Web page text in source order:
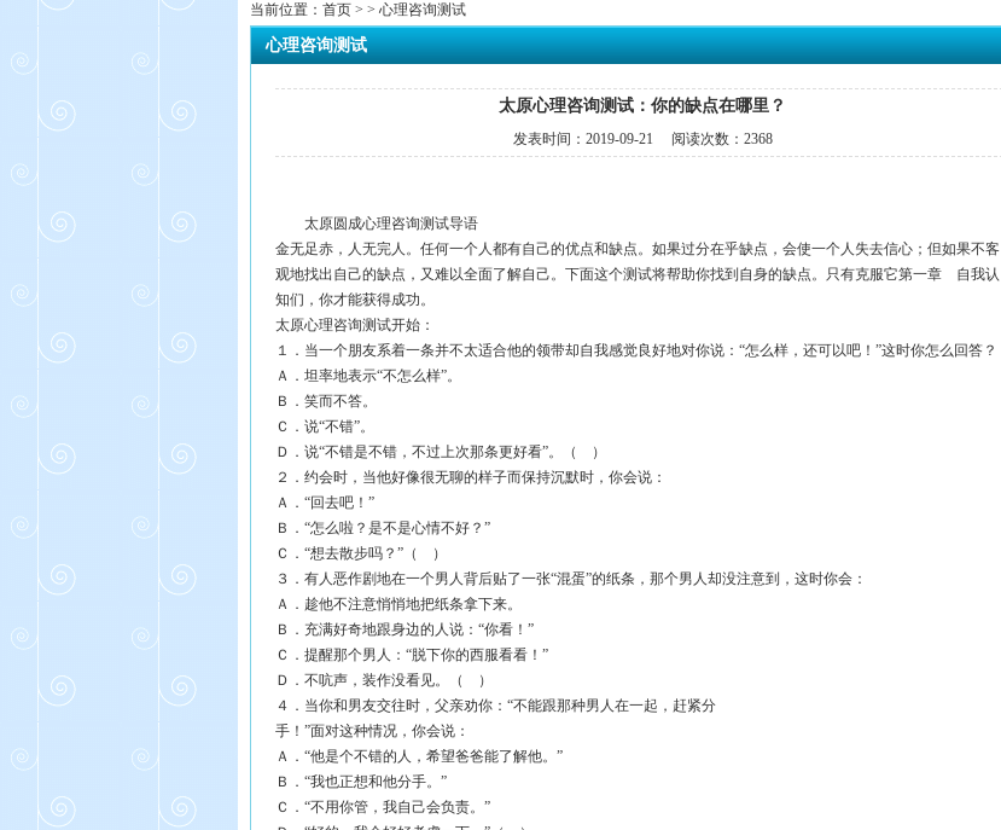
当前位置： 首页 > > 心理咨询测试
心理咨询测试
太原心理咨询测试：你的缺点在哪里？
发表时间： 2019-09-21 阅读次数： 2368
太原圆成心理咨询测试导语
金无足赤，人无完人。任何一个人都有自己的优点和缺点。如果过分在乎缺点，会使一个人失去信心；但如果不客
观地找出自己的缺点，又难以全面了解自己。下面这个测试将帮助你找到自身的缺点。只有克服它第一章 自我认
知们，你才能获得成功。
太原心理咨询测试开始：
１．当一个朋友系着一条并不太适合他的领带却自我感觉良好地对你说：“怎么样，还可以吧！”这时你怎么回答？
Ａ．坦率地表示“不怎么样”。
Ｂ．笑而不答。
Ｃ．说“不错”。
Ｄ．说“不错是不错，不过上次那条更好看”。（ ）
２．约会时，当他好像很无聊的样子而保持沉默时，你会说：
Ａ．“回去吧！”
Ｂ．“怎么啦？是不是心情不好？”
Ｃ．“想去散步吗？”（ ）
３．有人恶作剧地在一个男人背后贴了一张“混蛋”的纸条，那个男人却没注意到，这时你会：
Ａ．趁他不注意悄悄地把纸条拿下来。
Ｂ．充满好奇地跟身边的人说：“你看！”
Ｃ．提醒那个男人：“脱下你的西服看看！”
Ｄ．不吭声，装作没看见。（ ）
４．当你和男友交往时，父亲劝你：“不能跟那种男人在一起，赶紧分
手！”面对这种情况，你会说：
Ａ．“他是个不错的人，希望爸爸能了解他。”
Ｂ．“我也正想和他分手。”
Ｃ．“不用你管，我自己会负责。”